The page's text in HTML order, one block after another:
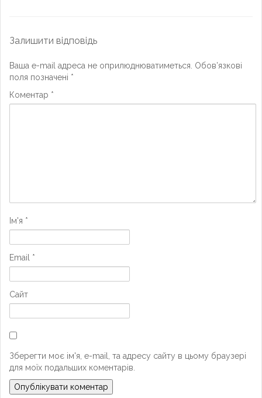
Залишити відповідь
Ваша e-mail адреса не оприлюднюватиметься. Обов’язкові
поля позначені *
Коментар *
Ім'я *
Email *
Сайт
Зберегти моє ім'я, e-mail, та адресу сайту в цьому браузері
для моїх подальших коментарів.